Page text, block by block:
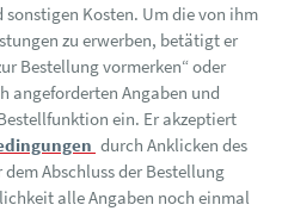
Kosten. Um die von ihm
zu erwerben, betätigt er
Bestellung vormerken“ oder
angeforderten Angaben und
ein. Er akzeptiert
durch Anklicken des
Abschluss der Bestellung
alle Angaben noch einmal